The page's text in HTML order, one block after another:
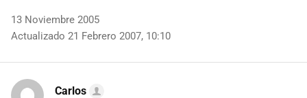
13 Noviembre 2005
Actualizado 21 Febrero 2007, 10:10
Carlos